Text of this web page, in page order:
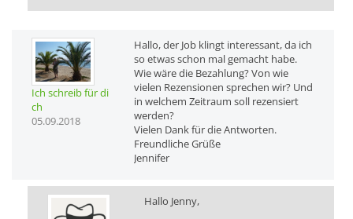
Ich schreib für di
ch
05.09.2018
Hallo, der Job klingt interessant, da ich
so etwas schon mal gemacht habe.
Wie wäre die Bezahlung? Von wie
vielen Rezensionen sprechen wir? Und
in welchem Zeitraum soll rezensiert
werden?
Vielen Dank für die Antworten.
Freundliche Grüße
Jennifer
Hallo Jenny,